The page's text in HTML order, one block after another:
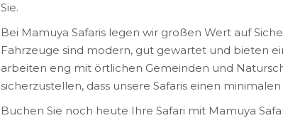
Sie.
Bei Mamuya Safaris legen wir großen Wert auf
Fahrzeuge sind modern, gut gewartet und bieten
arbeiten eng mit örtlichen Gemeinden und
sicherzustellen, dass unsere Safaris einen
Buchen Sie noch heute Ihre Safari mit Mamuya